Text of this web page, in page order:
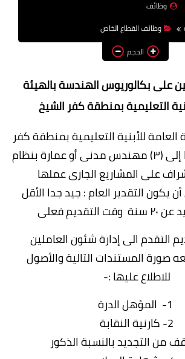
بالجامعات والمعاهد
اخبار
وظائف
وظائف القطاع الخاص
الحجم
على بكالوريوس الهندسة بالهيئة
التعليمية بمنطقة كفر الشيخ
العامة للأبنية التعليمية بمنطقة كفر
الشيخ عن حاجتها إلى (۳) مهندس مدنى أو عمارة بنظام
علىالمشاريع الجارى عملها
يكون التقدير العام : جيد جدا الأقل
فعلى
التقدم الى إدارة شئون العاملين
صورة المستندات التالية والأصول
للاطلاع عليها :-
1- المؤهل الدرة
2- كارنية النقابة